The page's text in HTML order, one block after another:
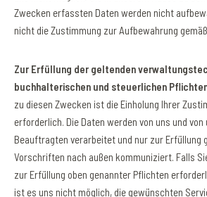
Zwecken erfassten Daten werden nicht
nicht die Zustimmung zur Aufbewahrung
Zur Erfüllung der geltenden
buchhalterischen und steuerlichen
zu diesen Zwecken ist die Einholung Ihrer
erforderlich. Die Daten werden von uns und
Beauftragten verarbeitet und nur zur Erfüllung
Vorschriften nach außen kommuniziert. Falls
zur Erfüllung oben genannter Pflichten
ist es uns nicht möglich, die gewünschten